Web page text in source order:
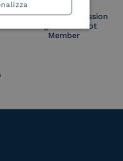
European Commission
Large Scale Pilot
Member